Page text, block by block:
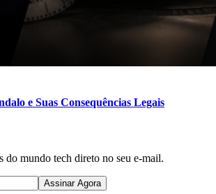
e Suas Consequências Legais
do mundo tech direto no seu e-mail.
Assinar Agora